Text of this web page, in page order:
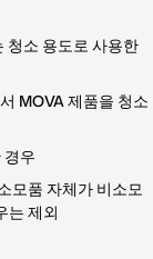
청소 용도로 사용한
MOVA 제품을 청소
경우
모품 자체가 비소모
는 제외